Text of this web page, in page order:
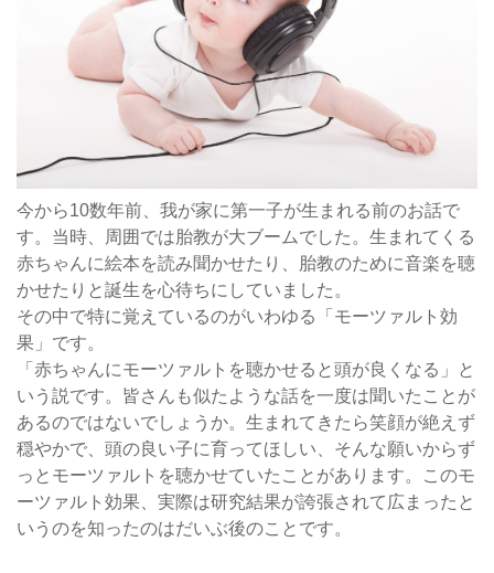
今から10数年前、我が家に第一子が生まれる前のお話で
す。当時、周囲では胎教が大ブームでした。生まれてくる
赤ちゃんに絵本を読み聞かせたり、胎教のために音楽を聴
かせたりと誕生を心待ちにしていました。
その中で特に覚えているのがいわゆる「モーツァルト効
果」です。
「赤ちゃんにモーツァルトを聴かせると頭が良くなる」と
いう説です。皆さんも似たような話を一度は聞いたことが
あるのではないでしょうか。生まれてきたら笑顔が絶えず
穏やかで、頭の良い子に育ってほしい、そんな願いからず
っとモーツァルトを聴かせていたことがあります。このモ
ーツァルト効果、実際は研究結果が誇張されて広まったと
いうのを知ったのはだいぶ後のことです。